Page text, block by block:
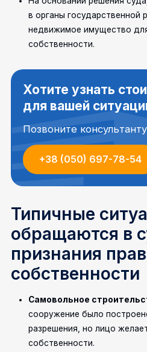
в органы государственной
недвижимое имущество
собственности.
Хотите узнать
для вашей
Позвоните консультанту
+38 (050) 697-78-54
Типичные
обращаются в
признания
собственности
Самовольное
сооружение было
разрешения, но лицо
собственности.